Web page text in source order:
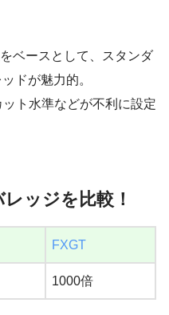
ベースとして、スタンダ
ドが魅力的。
ト水準などが不利に設定
ッジを比較！
FXGT
1000倍